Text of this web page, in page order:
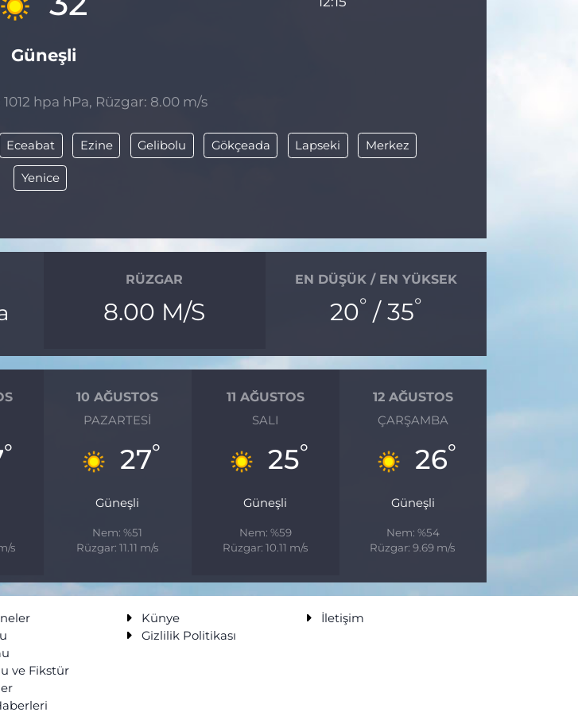
Güneşli
1012 hpa hPa, Rüzgar: 8.00 m/s
Eceabat Ezine Gelibolu Gökçeada Lapseki Merkez
Yenice
RÜZGAR
8.00 M/S
EN DÜŞÜK / EN YÜKSEK
20° / 35°
°
s
10 AĞUSTOS
PAZARTESI
27°
Güneşli
Nem: %51
Rüzgar: 11.11 m/s
11 AĞUSTOS
SALI
25°
Güneşli
Nem: %59
Rüzgar: 10.11 m/s
12 AĞUSTOS
ÇARŞAMBA
26°
Güneşli
Nem: %54
Rüzgar: 9.69 m/s
ve Fikstür
Künye
İletişim
Gizlilik Politikası